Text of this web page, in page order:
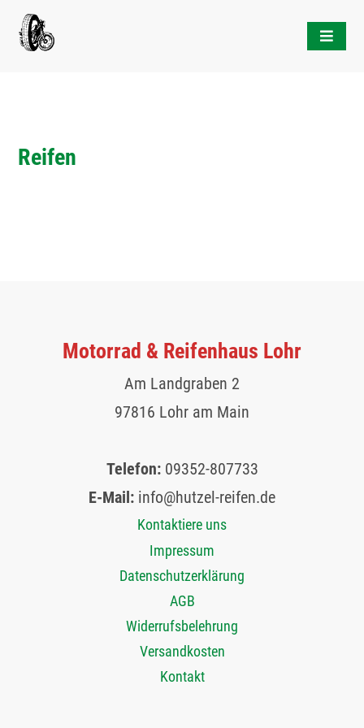
Reifen
Motorrad & Reifenhaus Lohr
Am Landgraben 2
97816 Lohr am Main
Telefon:09352-807733
E-Mail: info@hutzel-reifen.de
Kontaktiere uns
Impressum
Datenschutzerklärung
AGB
Widerrufsbelehrung
Versandkosten
Kontakt